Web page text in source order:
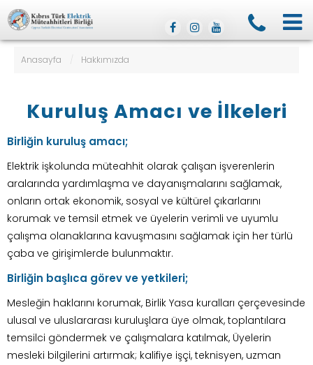
Anasayfa / Hakkımızda
Kuruluş Amacı ve İlkeleri
Birliğin kuruluş amacı;
Elektrik işkolunda müteahhit olarak çalışan işverenlerin
aralarında yardımlaşma ve dayanışmalarını sağlamak,
onların ortak ekonomik, sosyal ve kültürel çıkarlarını
korumak ve temsil etmek ve üyelerin verimli ve uyumlu
çalışma olanaklarına kavuşmasını sağlamak için her türlü
çaba ve girişimlerde bulunmaktır.
Birliğin başlıca görev ve yetkileri;
Mesleğin haklarını korumak, Birlik Yasa kuralları çerçevesinde
ulusal ve uluslararası kuruluşlara üye olmak, toplantılara
temsilci göndermek ve çalışmalara katılmak, Üyelerin
mesleki bilgilerini artırmak; kalifiye işçi, teknisyen, uzman